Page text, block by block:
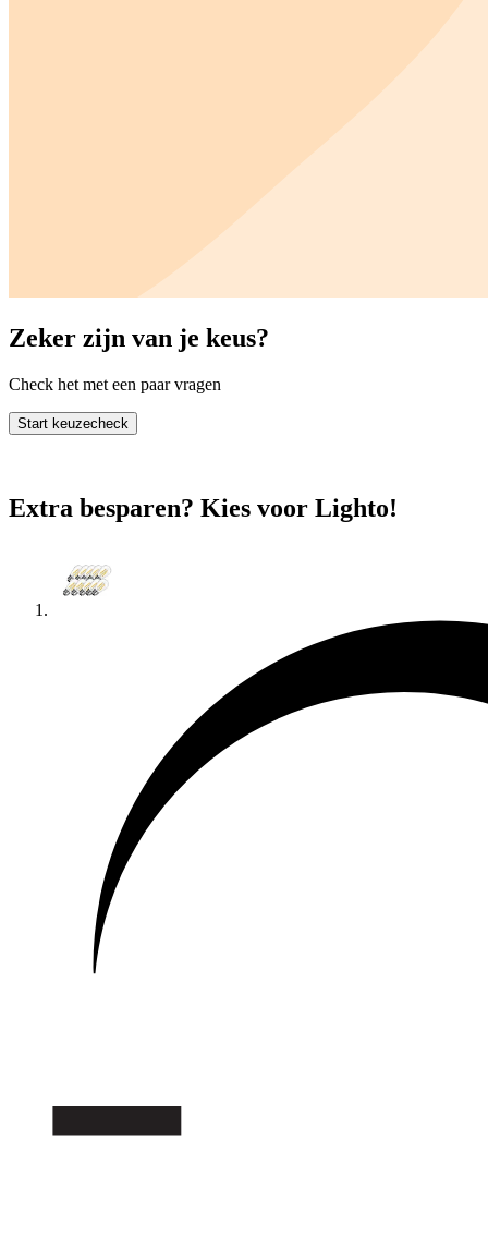
Zeker zijn van je keus?
Check het met een paar vragen
Start keuzecheck
Extra besparen? Kies voor Lighto!